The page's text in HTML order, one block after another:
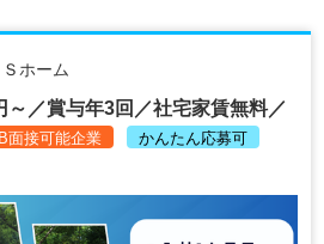
ホーム
／賞与年3回／社宅家賃無料／
面接可能企業 かんたん応募可